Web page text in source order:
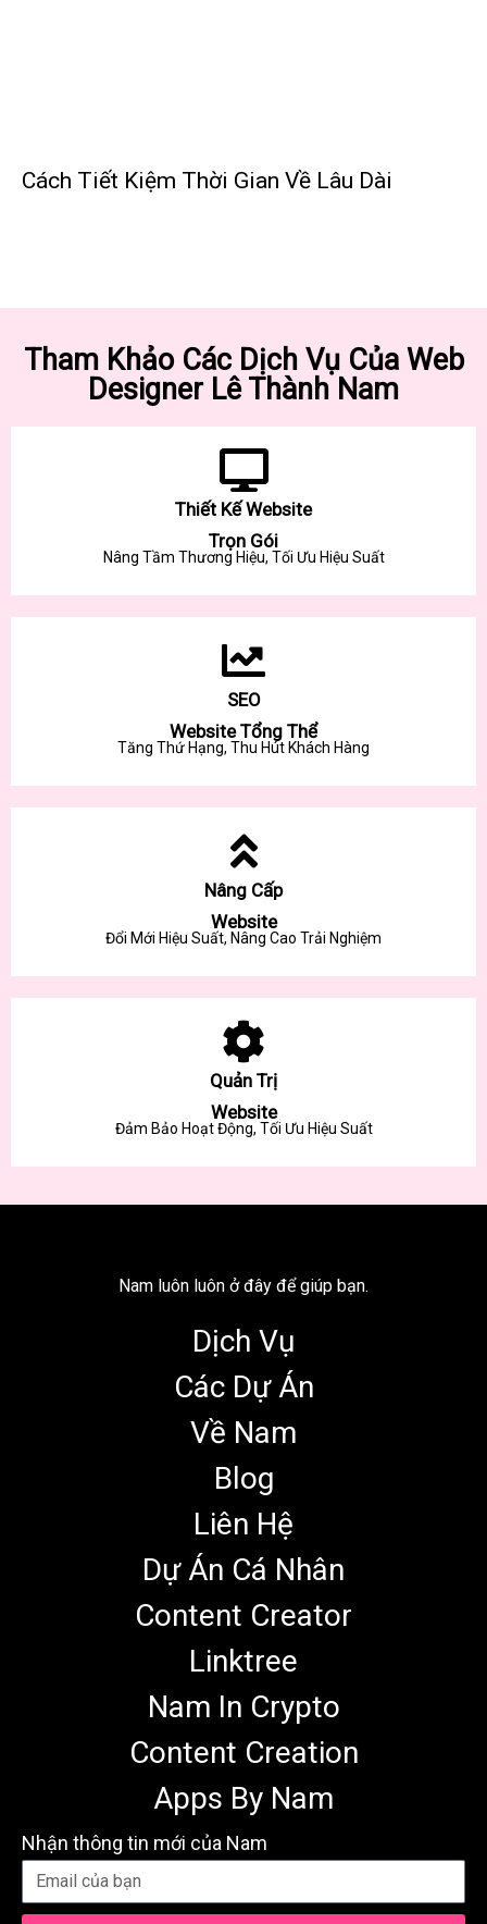
Cách Tiết Kiệm Thời Gian Về Lâu Dài
Tham Khảo Các Dịch Vụ Của Web
Designer Lê Thành Nam
Thiết Kế Website
Trọn Gói
Nâng Tầm Thương Hiệu, Tối Ưu Hiệu Suất
SEO
Website Tổng Thể
Tăng Thứ Hạng, Thu Hút Khách Hàng
Nâng Cấp
Website
Đổi Mới Hiệu Suất, Nâng Cao Trải Nghiệm
Quản Trị
Website
Đảm Bảo Hoạt Động, Tối Ưu Hiệu Suất
Nam luôn luôn ở đây để giúp bạn.
Dịch Vụ
Các Dự Án
Về Nam
Blog
Liên Hệ
Dự Án Cá Nhân
Content Creator
Linktree
Nam In Crypto
Content Creation
Apps By Nam
Nhận thông tin mới của Nam